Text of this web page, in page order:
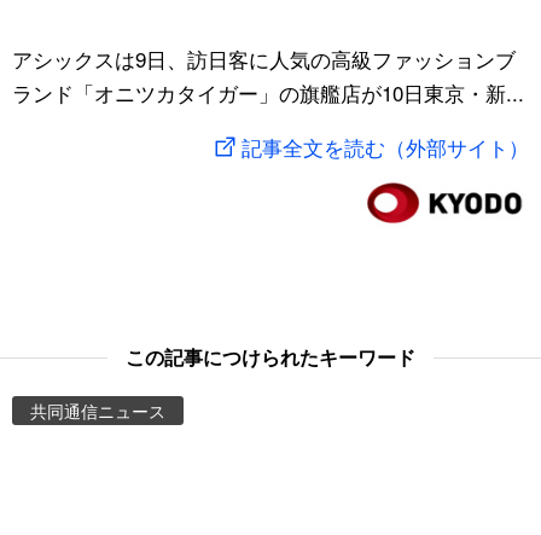
文化
動画/Live
People
スポーツ・東京2020
アシックスは9日、訪日客に人気の高級ファッションブ
ランド「オニツカタイガー」の旗艦店が10日東京・新...
記事全文を読む（外部サイト）
この記事につけられたキーワード
共同通信ニュース